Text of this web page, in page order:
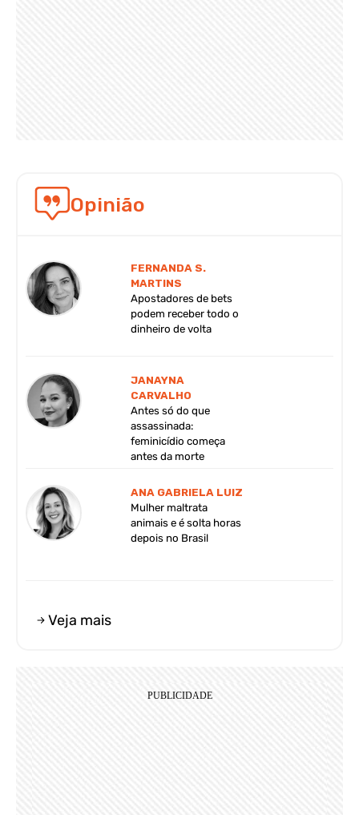
Opinião
FERNANDA S.
MARTINS
Apostadores de bets
podem receber todo o
dinheiro de volta
JANAYNA
CARVALHO
Antes só do que
assassinada:
feminicídio começa
antes da morte
ANA GABRIELA LUIZ
Mulher maltrata
animais e é solta horas
depois no Brasil
Veja mais